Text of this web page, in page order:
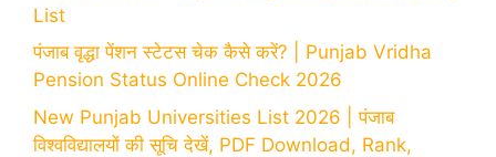
List
पंजाब वृद्धा पेंशन स्टेटस चेक कैसे करें? | Punjab Vridha
Pension Status Online Check 2026
New Punjab Universities List 2026 | पंजाब
विश्वविद्यालयों की सूचि देखें, PDF Download, Rank,